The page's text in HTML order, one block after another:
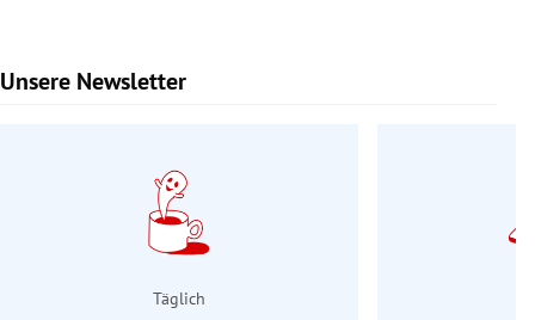
Unsere Newsletter
Slide 1 von 9
Täglich